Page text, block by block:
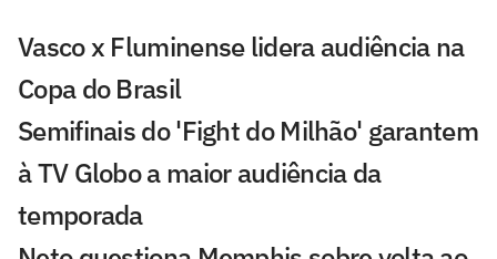
Vasco x Fluminense lidera audiência na
Copa do Brasil
Semifinais do 'Fight do Milhão' garantem
à TV Globo a maior audiência da
temporada